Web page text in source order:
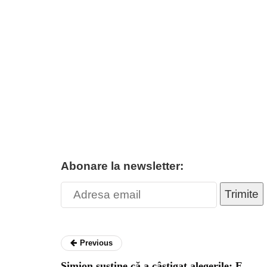
Abonare la newsletter:
Trimite
Previous